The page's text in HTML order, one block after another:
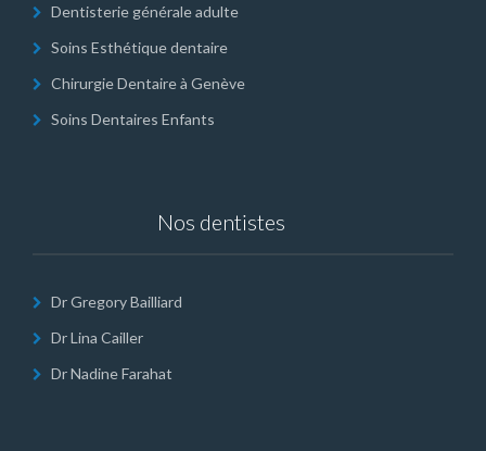
Dentisterie générale adulte
Soins Esthétique dentaire
Chirurgie Dentaire à Genève
Soins Dentaires Enfants
Nos dentistes
Dr Gregory Bailliard
Dr Lina Cailler
Dr Nadine Farahat